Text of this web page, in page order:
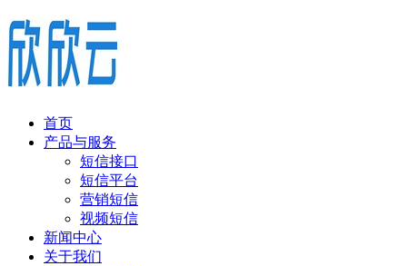
首页
产品与服务
短信接口
短信平台
营销短信
视频短信
新闻中心
关于我们